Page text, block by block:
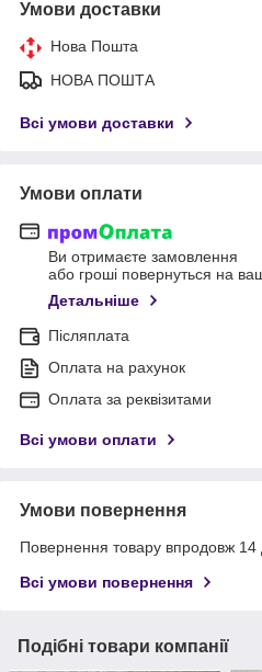
Умови доставки
Нова Пошта
НОВА ПОШТА
Всі умови доставки
Умови оплати
Ви отримаєте замовлення
або гроші повернуться на
Детальніше
Післяплата
Оплата на рахунок
Оплата за реквізитами
Всі умови оплати
Умови повернення
Повернення товару впродовж 14
Всі умови повернення
Подібні товари компанії